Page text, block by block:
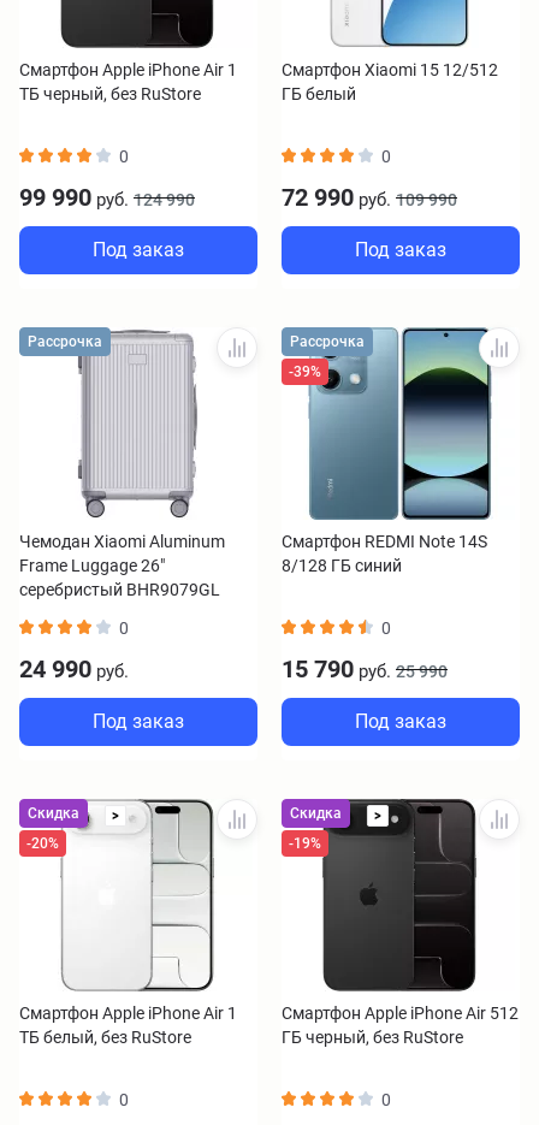
Смартфон Apple iPhone Air 1
ТБ черный, без RuStore
0
99 990 руб. 124 990
Под заказ
Смартфон Xiaomi 15 12/512
ГБ белый
0
72 990 руб. 109 990
Под заказ
Рассрочка
Чемодан Xiaomi Aluminum
Frame Luggage 26"
серебристый BHR9079GL
0
24 990 руб.
Под заказ
Рассрочка
-39%
Смартфон REDMI Note 14S
8/128 ГБ синий
0
15 790 руб. 25 990
Под заказ
Скидка
>
-20%
Смартфон Apple iPhone Air 1
ТБ белый, без RuStore
0
Скидка
>
-19%
Смартфон Apple iPhone Air 512
ГБ черный, без RuStore
0